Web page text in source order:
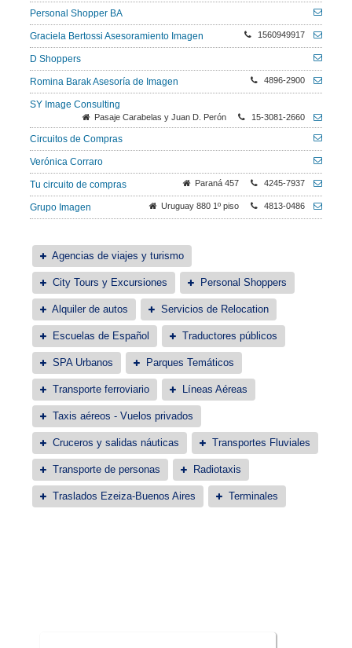
Personal Shopper BA
Graciela Bertossi Asesoramiento Imagen 1560949917
D Shoppers
Romina Barak Asesoría de Imagen 4896-2900
SY Image Consulting
Pasaje Carabelas y Juan D. Perón 15-3081-2660
Circuitos de Compras
Verónica Corraro
Tu circuito de compras Paraná 457 4245-7937
Grupo Imagen Uruguay 880 1º piso 4813-0486
Agencias de viajes y turismo
City Tours y Excursiones Personal Shoppers
Alquiler de autos Servicios de Relocation
Escuelas de Español Traductores públicos
SPA Urbanos Parques Temáticos
Transporte ferroviario Líneas Aéreas
Taxis aéreos - Vuelos privados
Cruceros y salidas náuticas Transportes Fluviales
Transporte de personas Radiotaxis
Traslados Ezeiza-Buenos Aires Terminales